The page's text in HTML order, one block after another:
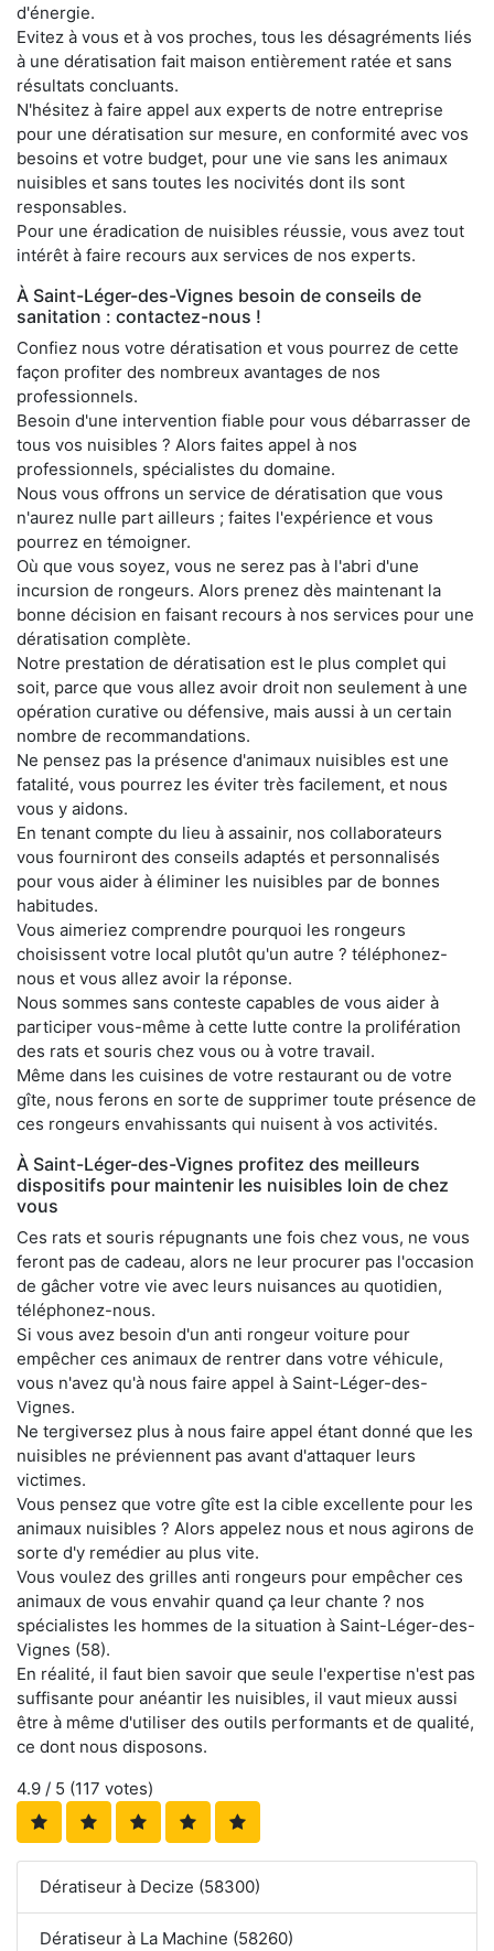
d'énergie.
Evitez à vous et à vos proches, tous les désagréments liés
à une dératisation fait maison entièrement ratée et sans
résultats concluants.
N'hésitez à faire appel aux experts de notre entreprise
pour une dératisation sur mesure, en conformité avec vos
besoins et votre budget, pour une vie sans les animaux
nuisibles et sans toutes les nocivités dont ils sont
responsables.
Pour une éradication de nuisibles réussie, vous avez tout
intérêt à faire recours aux services de nos experts.
À Saint-Léger-des-Vignes besoin de conseils de
sanitation : contactez-nous !
Confiez nous votre dératisation et vous pourrez de cette
façon profiter des nombreux avantages de nos
professionnels.
Besoin d'une intervention fiable pour vous débarrasser de
tous vos nuisibles ? Alors faites appel à nos
professionnels, spécialistes du domaine.
Nous vous offrons un service de dératisation que vous
n'aurez nulle part ailleurs ; faites l'expérience et vous
pourrez en témoigner.
Où que vous soyez, vous ne serez pas à l'abri d'une
incursion de rongeurs. Alors prenez dès maintenant la
bonne décision en faisant recours à nos services pour une
dératisation complète.
Notre prestation de dératisation est le plus complet qui
soit, parce que vous allez avoir droit non seulement à une
opération curative ou défensive, mais aussi à un certain
nombre de recommandations.
Ne pensez pas la présence d'animaux nuisibles est une
fatalité, vous pourrez les éviter très facilement, et nous
vous y aidons.
En tenant compte du lieu à assainir, nos collaborateurs
vous fourniront des conseils adaptés et personnalisés
pour vous aider à éliminer les nuisibles par de bonnes
habitudes.
Vous aimeriez comprendre pourquoi les rongeurs
choisissent votre local plutôt qu'un autre ? téléphonez-
nous et vous allez avoir la réponse.
Nous sommes sans conteste capables de vous aider à
participer vous-même à cette lutte contre la prolifération
des rats et souris chez vous ou à votre travail.
Même dans les cuisines de votre restaurant ou de votre
gîte, nous ferons en sorte de supprimer toute présence de
ces rongeurs envahissants qui nuisent à vos activités.
À Saint-Léger-des-Vignes profitez des meilleurs
dispositifs pour maintenir les nuisibles loin de chez
vous
Ces rats et souris répugnants une fois chez vous, ne vous
feront pas de cadeau, alors ne leur procurer pas l'occasion
de gâcher votre vie avec leurs nuisances au quotidien,
téléphonez-nous.
Si vous avez besoin d'un anti rongeur voiture pour
empêcher ces animaux de rentrer dans votre véhicule,
vous n'avez qu'à nous faire appel à Saint-Léger-des-
Vignes.
Ne tergiversez plus à nous faire appel étant donné que les
nuisibles ne préviennent pas avant d'attaquer leurs
victimes.
Vous pensez que votre gîte est la cible excellente pour les
animaux nuisibles ? Alors appelez nous et nous agirons de
sorte d'y remédier au plus vite.
Vous voulez des grilles anti rongeurs pour empêcher ces
animaux de vous envahir quand ça leur chante ? nos
spécialistes les hommes de la situation à Saint-Léger-des-
Vignes (58).
En réalité, il faut bien savoir que seule l'expertise n'est pas
suffisante pour anéantir les nuisibles, il vaut mieux aussi
être à même d'utiliser des outils performants et de qualité,
ce dont nous disposons.
4.9 / 5 (117 votes)
Dératiseur à Decize (58300)
Dératiseur à La Machine (58260)